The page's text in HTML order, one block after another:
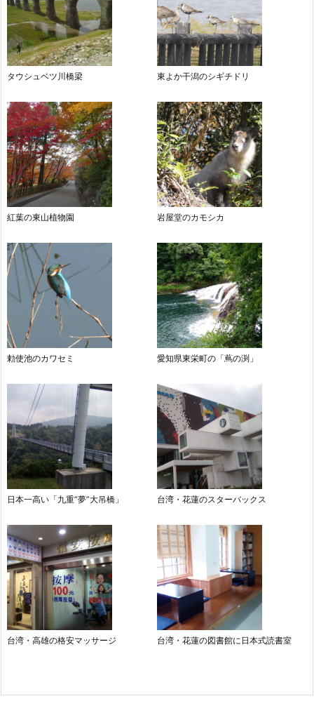
タウシュベツ川橋梁 東よか干潟のシギチドリ
紅葉の東山植物園 岩屋堂のカモシカ
勅使池のカワセミ 愛知県東栄町の「蔦の渕」
日本一高い「九重“夢”大吊橋」 台湾・花蓮のスターバックス
台湾・高雄の格安マッサージ 台湾・花蓮の図書館に日本式読書室